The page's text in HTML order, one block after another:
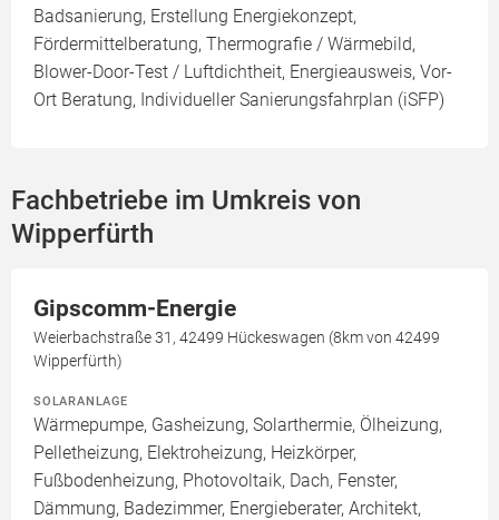
Badsanierung, Erstellung Energiekonzept,
Fördermittelberatung, Thermografie / Wärmebild,
Blower-Door-Test / Luftdichtheit, Energieausweis, Vor-
Ort Beratung, Individueller Sanierungsfahrplan (iSFP)
Fachbetriebe im Umkreis von
Wipperfürth
Gipscomm-Energie
Weierbachstraße 31, 42499 Hückeswagen (8km von 42499
Wipperfürth)
SOLARANLAGE
Wärmepumpe, Gasheizung, Solarthermie, Ölheizung,
Pelletheizung, Elektroheizung, Heizkörper,
Fußbodenheizung, Photovoltaik, Dach, Fenster,
Dämmung, Badezimmer, Energieberater, Architekt,